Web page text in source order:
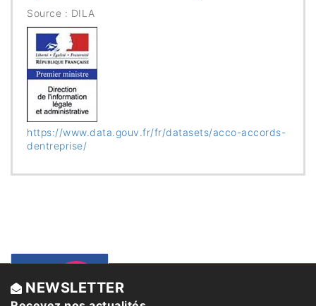
Source : DILA
https://www.data.gouv.fr/fr/datasets/acco-accords-
dentreprise/
juridique
Un
NEWSLETTER